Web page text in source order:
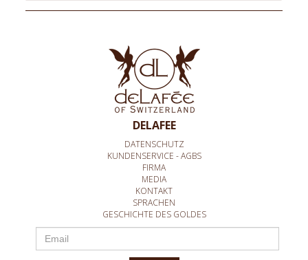
DELAFEE
DATENSCHUTZ
KUNDENSERVICE - AGBS
FIRMA
MEDIA
KONTAKT
SPRACHEN
GESCHICHTE DES GOLDES